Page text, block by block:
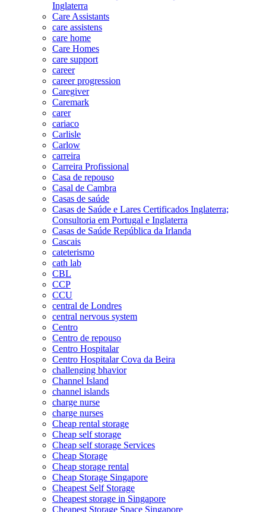
Inglaterra
Care Assistants
care assistens
care home
Care Homes
care support
career
career progression
Caregiver
Caremark
carer
cariaco
Carlisle
Carlow
carreira
Carreira Profissional
Casa de repouso
Casal de Cambra
Casas de saúde
Casas de Saúde e Lares Certificados Inglaterra;
Consultoria em Portugal e Inglaterra
Casas de Saúde República da Irlanda
Cascais
cateterismo
cath lab
CBL
CCP
CCU
central de Londres
central nervous system
Centro
Centro de repouso
Centro Hospitalar
Centro Hospitalar Cova da Beira
challenging bhavior
Channel Island
channel islands
charge nurse
charge nurses
Cheap rental storage
Cheap self storage
Cheap self storage Services
Cheap Storage
Cheap storage rental
Cheap Storage Singapore
Cheapest Self Storage
Cheapest storage in Singapore
Cheapest Storage Space Singapore